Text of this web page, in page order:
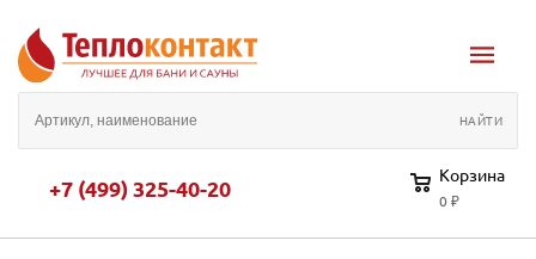
+7 (499) 325-40-20 Корзина
0 ₽